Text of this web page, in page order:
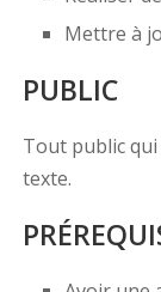
Mettre à
PUBLIC
Tout public
texte.